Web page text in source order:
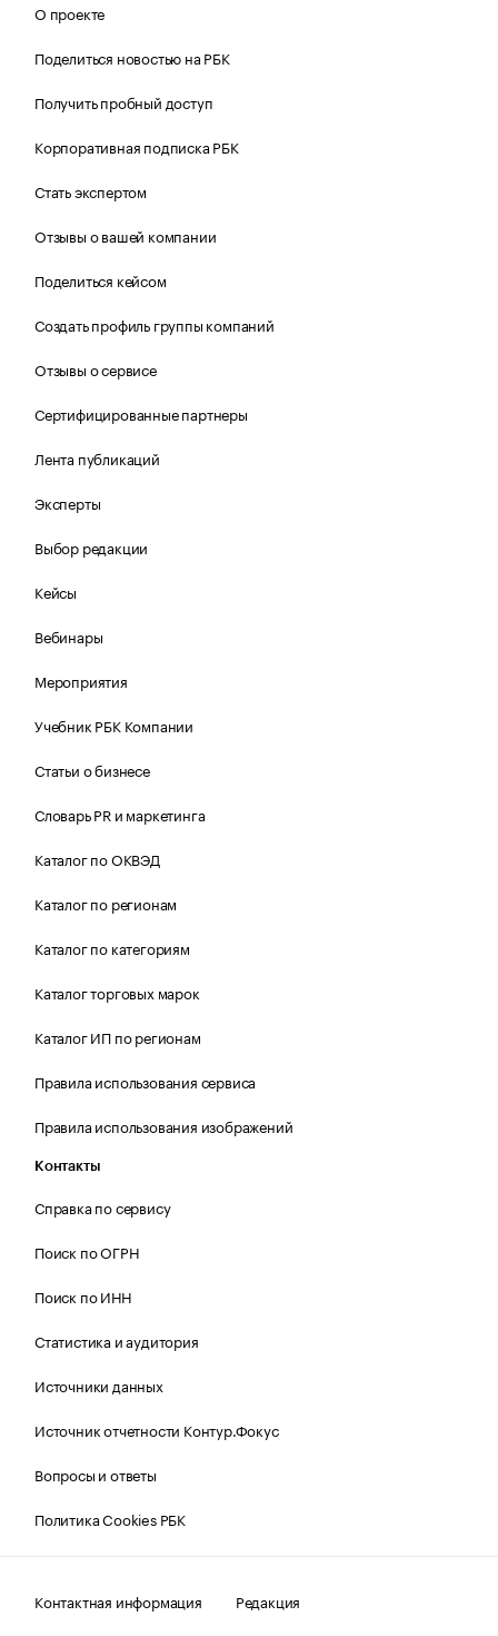
О проекте
Поделиться новостью на РБК
Получить пробный доступ
Корпоративная подписка РБК
Стать экспертом
Отзывы о вашей компании
Поделиться кейсом
Создать профиль группы компаний
Отзывы о сервисе
Сертифицированные партнеры
Лента публикаций
Эксперты
Выбор редакции
Кейсы
Вебинары
Мероприятия
Учебник РБК Компании
Статьи о бизнесе
Словарь PR и маркетинга
Каталог по ОКВЭД
Каталог по регионам
Каталог по категориям
Каталог торговых марок
Каталог ИП по регионам
Правила использования сервиса
Правила использования изображений
Контакты
Справка по сервису
Поиск по ОГРН
Поиск по ИНН
Статистика и аудитория
Источники данных
Источник отчетности Контур.Фокус
Вопросы и ответы
Политика Cookies РБК
Контактная информация
Редакция